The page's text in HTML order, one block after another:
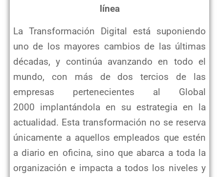
línea
La Transformación Digital está suponiendo
uno de los mayores cambios de las últimas
décadas, y continúa avanzando en todo el
mundo, con más de dos tercios de las
empresas pertenecientes al Global
2000 implantándola en su estrategia en la
actualidad. Esta transformación no se reserva
únicamente a aquellos empleados que estén
a diario en oficina, sino que abarca a toda la
organización e impacta a todos los niveles y